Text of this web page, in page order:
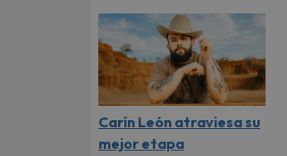
Carín León atraviesa su
mejor etapa